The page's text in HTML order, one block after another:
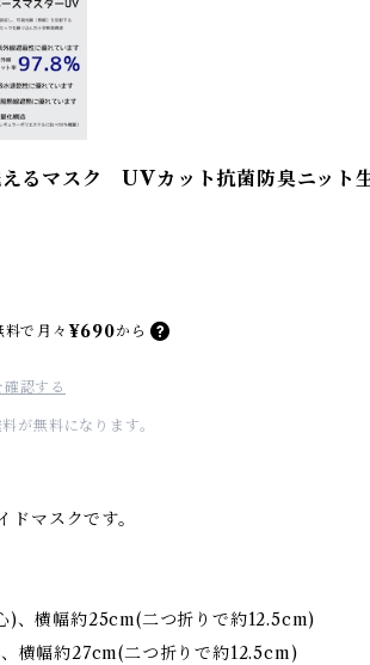
マスク UVカット抗菌防臭ニット
料で 月々 ¥690から
認する
が無料になります。
ドマスクです。
)、横幅約25cm(二つ折りで約12.5cm)
横幅約27cm(二つ折りで約12.5cm)